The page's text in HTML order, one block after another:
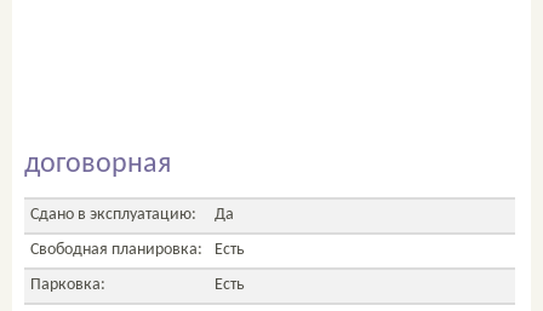
договорная
Сдано в эксплуатацию:
Да
Свободная планировка:
Есть
Парковка:
Есть